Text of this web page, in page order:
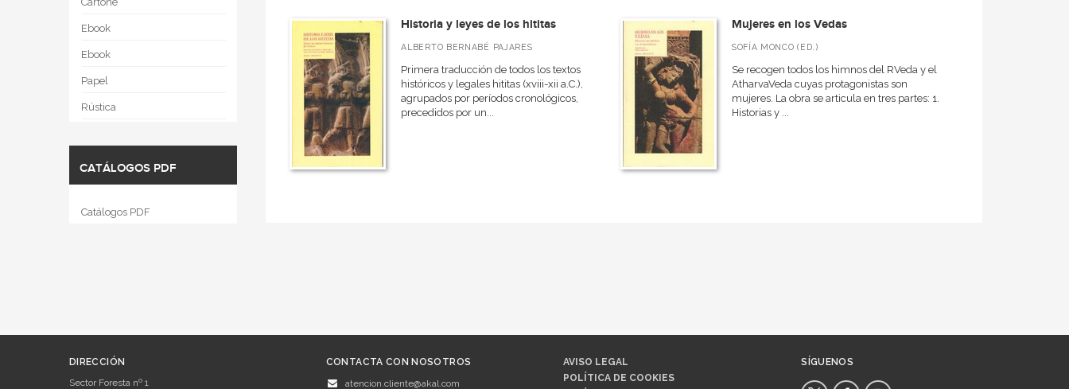
Ebook
Ebook
Papel
Rústica
CATÁLOGOS PDF
Catálogos PDF
Historia y leyes de los hititas
ALBERTO BERNABÉ PAJARES
Primera traducción de todos los textos
históricos y legales hititas (xviii-xii a.C.),
agrupados por períodos cronológicos,
precedidos por un...
Mujeres en los Vedas
SOFÍA MONCO (ED.)
Se recogen todos los himnos del RVeda y el
AtharvaVeda cuyas protagonistas son
mujeres. La obra se articula en tres partes: 1.
Historias y ...
DIRECCIÓN
Sector Foresta nº 1
CONTACTA CON NOSOTROS
atencion.cliente@akal.com
AVISO LEGAL
POLÍTICA DE COOKIES
SÍGUENOS